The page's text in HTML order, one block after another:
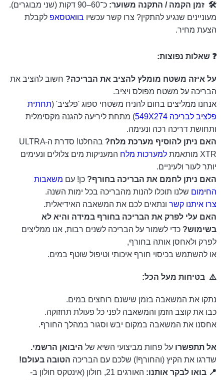
🛠️ זמן הקמה / התקנה משוער: כ־60–90 דקות (שני מבוגרים).
מעוניינים שנגיע להתקין? צרו קשר עכשיו בוואטסאפ לקבלת
הצעת מחיר.
❓ שאלות נפוצות:
על איזה משטח מומלץ להציב את הבריכה? חשוב להציב את
הבריכה על משטח מפולס ויציב.
אנחנו ממליצים בחום להניח משטחי ספוג 'פלציב' (תחתית
פלציב לבריכה 549X274
) מתחת ליריעה להגנה מקסימלית
ותחושת דריכה רכה ונעימה.
האם ניתן להוסיף מערכת מלח?
בהחלט! סדרת ה-ULTRA
XTR מותאמת
למערכות מלח המעניקות מים צלולים ונעימים
יותר לעור ולעיניים.
האם ניתן לחמם את הבריכה בחורף? כן! עם משאבות
החימום שלנו תוכלו להנות מהבריכה בכל ימות השנה.
צרו איתנו קשר ונתאים לכם את המשאבה האידיאלית.
האם עלי לפרק את הבריכה בחורף במידה והיא לא
בשימוש? כדי לשמור על הבריכה לשנים רבות, אנו ממליצים
לפרק ולאחסן אותה בחורף,
או להשתמש בכיסוי חורף איכותי וטיפול שוטף במים.
⚠️ בטיחות מעל הכל:
נתקו את המשאבה בזמן שישנם רוחצים במים.
כבו את קוצב הזמן והמשאבה לפני כל פעולת תחזוקה.
אחסנו את המשאבה במקום יבש וסגור במהלך החורף.
אל תתפשרו על פחות מביצועי השיא של היבואן הרשמי.
שדרגו את הקיץ (והחורף!) שלכם עם הבריכה הטובה בעולם!
📍 בואו לבקר אותנו:
האורגים 21, חולון (אינטקס חולון ב-